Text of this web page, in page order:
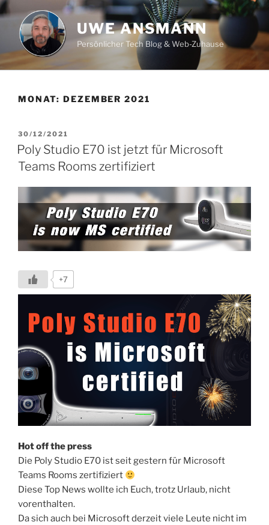
Zum
Inhalt
springen
UWE ANSMANN
Persönlicher Tech Blog & Web-Zuhause
MONAT: DEZEMBER 2021
VERÖFFENTLICHT
AM
30/12/2021
Poly Studio E70 ist jetzt für Microsoft
Teams Rooms zertifiziert
+7
Hot off the press
Die Poly Studio E70 ist seit gestern für Microsoft
Teams Rooms zertifiziert
Diese Top News wollte ich Euch, trotz Urlaub, nicht
vorenthalten.
Da sich auch bei Microsoft derzeit viele Leute nicht im